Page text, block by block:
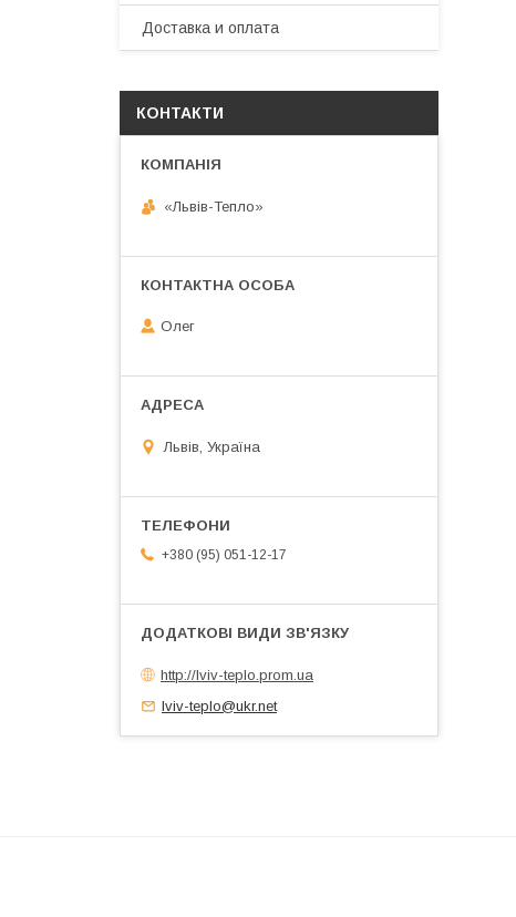
Доставка и оплата
КОНТАКТИ
«Львів-Тепло»
Олег
Львів, Україна
+380 (95) 051-12-17
http://lviv-teplo.prom.ua
lviv-teplo@ukr.net